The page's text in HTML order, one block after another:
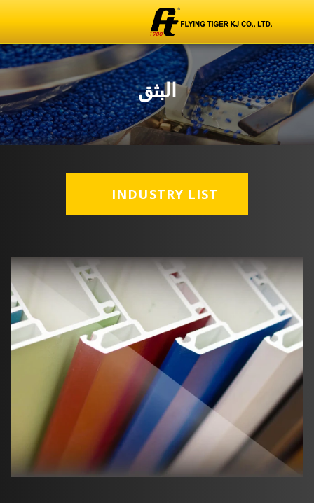
البثق
INDUSTRY LIST